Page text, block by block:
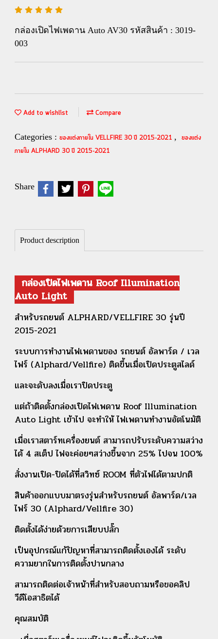
กล่องเปิดไฟเพดาน Auto AV30 รหัสสินค้า : 3019-
003
Add to wishlist Compare
Categories : ของแต่งภายใน VELLFIRE 30 ปี 2015-2021 , ของแต่ง
ภายใน ALPHARD 30 ปี 2015-2021
Share
Product description
กล่องเปิดไฟเพดาน Roof Illumination
Auto Light
สำหรับรถยนต์ ALPHARD/VELLFIRE 30 รุ่นปี
2015-2021
ระบบการทำงานไฟเพดานของ รถยนต์ อัลพาร์ด / เวล
ไฟร์ (Alphard/Vellfire) ติดขึ้นเมื่อเปิดประตูสไลด์
และจะดับลงเมื่อเราปิดประตู
แต่ถ้าติดตั้งกล่องเปิดไฟเพดาน Roof Illumination
Auto Light เข้าไป จะทำให้ ไฟเพดานทำงานอัตโนมัติ
เมื่อเราสตาร์ทเครื่องยนต์ สามารถปรับระดับความสว่าง
ได้ 4 สเต็ป ไฟจะค่อยๆสว่างขึ้นจาก 25% ไปจน 100%
สั่งงานเปิด-ปิดได้ที่สวิทซ์ ROOM ที่ตัวไฟได้ตามปกติ
สินค้าออกแบบมาตรงรุ่นสำหรับรถยนต์ อัลพาร์ด/เวล
ไฟร์ 30 (Alphard/Vellfire 30)
ติดตั้งได้ง่ายด้วยการเสียบปลั๊ก
เป็นอุปกรณ์แก้ปัญหาที่สามารถติดตั้งเองได้ ระดับ
ความยากในการติดตั้งปานกลาง
สามารถติดต่อเจ้าหน้าที่สำหรับสอบถามหรือขอคลิป
วีดีโอสาธิตได้
คุณสมบัติ